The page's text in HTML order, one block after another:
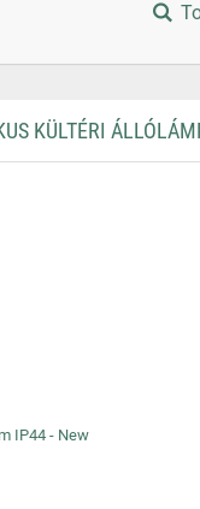
KÜLTÉRI
IP44 - New